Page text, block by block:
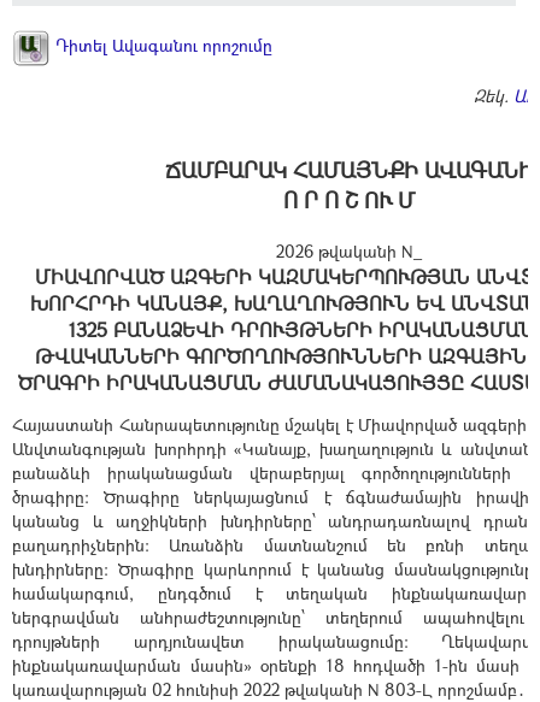
Դիտել Ավագանու որոշումը
Զեկ.
ՃԱՄԲԱՐԱԿ ՀԱՄԱՅՆՔԻ ԱՎԱԳԱՆԻ
Ո Ր Ո Շ ՈՒ Մ
2026 թվականի N_
ՄԻԱՎՈՐՎԱԾ ԱԶԳԵՐԻ ԿԱԶՄԱԿԵՐՊՈՒԹՅԱՆ
ԽՈՐՀՐԴԻ ԿԱՆԱՅՔ, ԽԱՂԱՂՈՒԹՅՈՒՆ ԵՎ
1325 ԲԱՆԱՁԵՎԻ ԴՐՈՒՅԹՆԵՐԻ ԻՐԱԿԱՆԱՑՄԱՆ
ԹՎԱԿԱՆՆԵՐԻ ԳՈՐԾՈՂՈՒԹՅՈՒՆՆԵՐԻ ԱԶԳԱՅԻՆ
ԾՐԱԳՐԻ ԻՐԱԿԱՆԱՑՄԱՆ ԺԱՄԱՆԱԿԱՑՈՒՅՑԸ
Հայաստանի Հանրապետությունը մշակել է Միավորված ազգերի
Անվտանգության խորհրդի «Կանայք, խաղաղություն և
բանաձևի իրականացման վերաբերյալ գործողությունների
ծրագիրը։ Ծրագիրը ներկայացնում է ճգնաժամային
կանանց և աղջիկների խնդիրները՝ անդրադառնալով
բաղադրիչներին։ Առանձին մատնանշում են բռնի
խնդիրները։ Ծրագիրը կարևորում է կանանց
համակարգում, ընդգծում է տեղական
ներգրավման անհրաժեշտությունը՝ տեղերում
դրույթների արդյունավետ իրականացումը։
ինքնակառավարման մասին» օրենքի 18 հոդվածի 1-ին մասի
կառավարության 02 հունիսի 2022 թվականի N 803-Լ որոշմամբ․